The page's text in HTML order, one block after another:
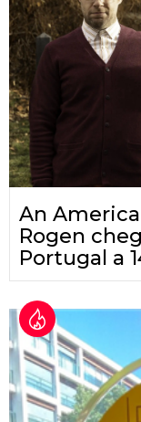
An
Rogen
Portugal a